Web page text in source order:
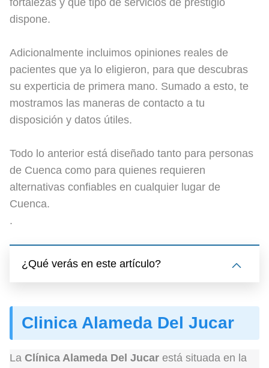
fortalezas y qué tipo de servicios de prestigio
dispone.
Adicionalmente incluimos opiniones reales de
pacientes que ya lo eligieron, para que descubras
su experticia de primera mano. Sumado a esto, te
mostramos las maneras de contacto a tu
disposición y datos útiles.
Todo lo anterior está diseñado tanto para personas
de Cuenca como para quienes requieren
alternativas confiables en cualquier lugar de
Cuenca.
.
¿Qué verás en este artículo?
Clinica Alameda Del Jucar
La Clínica Alameda Del Jucar está situada en la